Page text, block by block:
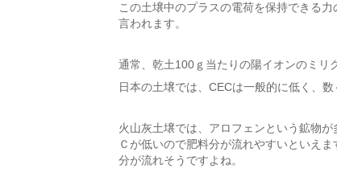
この土壌中のプラスの電荷を保持できる
言われます。
通常、乾土100ｇ当たりの陽イオンのミリ
日本の土壌では、CECは一般的に低く、
火山灰土壌では、アロフェンという鉱物
Ｃが低いので肥料分が流れやすいといえ
分が流れそうですよね。